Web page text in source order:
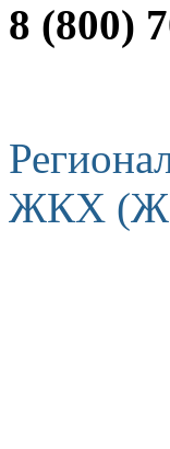
8 (800)
ЖКХ